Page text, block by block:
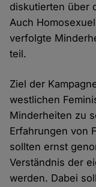
diskutierten über
Auch
verfolgte
teil.
Ziel der
westlichen
Minderheiten zu
Erfahrungen von
sollten ernst
Verständnis der
werden. Dabei